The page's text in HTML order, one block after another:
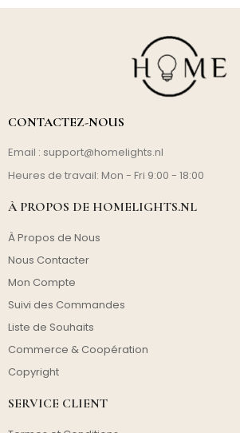
CONTACTEZ-NOUS
Email : support@homelights.nl
Heures de travail: Mon - Fri 9:00 - 18:00
À PROPOS DE HOMELIGHTS.NL
À Propos de Nous
Nous Contacter
Mon Compte
Suivi des Commandes
Liste de Souhaits
Commerce & Coopération
Copyright
SERVICE CLIENT